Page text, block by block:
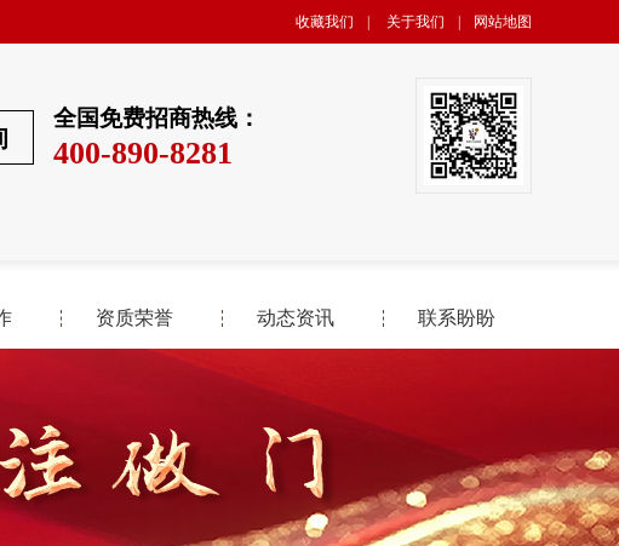
收藏我们 关于我们 网站地图
全国免费招商热线：
400-890-8281
资质荣誉 动态资讯 联系盼盼